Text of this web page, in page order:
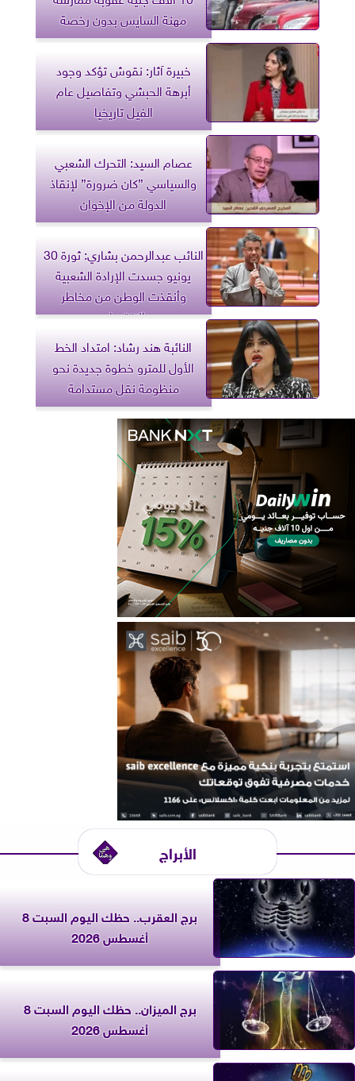
مهنة السايس بدون رخصة
خبيرة آثار: نقوش تؤكد وجود
أبرهة الحبشي وتفاصيل عام
الفيل تاريخيا
عصام السيد: التحرك الشعبي
والسياسي ”كان ضرورة” لإنقاذ
الدولة من الإخوان
النائب عبدالرحمن بشاري: ثورة 30
يونيو جسدت الإرادة الشعبية
وأنقذت الوطن من مخاطر
الانقسام
النائبة هند رشاد: امتداد الخط
الأول للمترو خطوة جديدة نحو
منظومة نقل مستدامة
الأبراج
برج العقرب.. حظك اليوم السبت 8
أغسطس 2026
برج الميزان.. حظك اليوم السبت 8
أغسطس 2026